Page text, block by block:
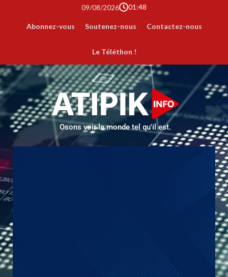
09/08/2026 01:48
Abonnez-vous Soutenez-nous Contactez-nous
Le Téléthon !
Osons voir le monde tel qu'il est.